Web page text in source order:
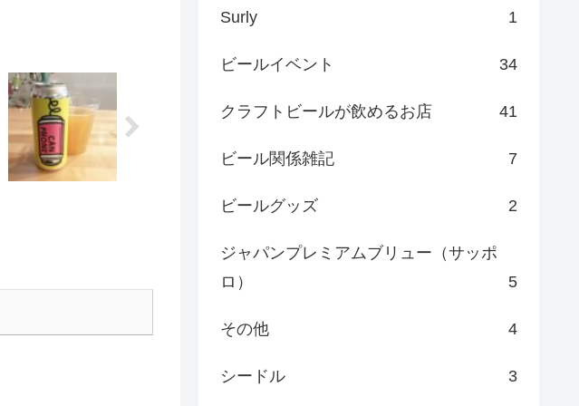
Surly 1
ビールイベント 34
クラフトビールが飲めるお店 41
ビール関係雑記 7
ビールグッズ 2
ジャパンプレミアムブリュー（サッポ
ロ）
5
その他 4
シードル 3